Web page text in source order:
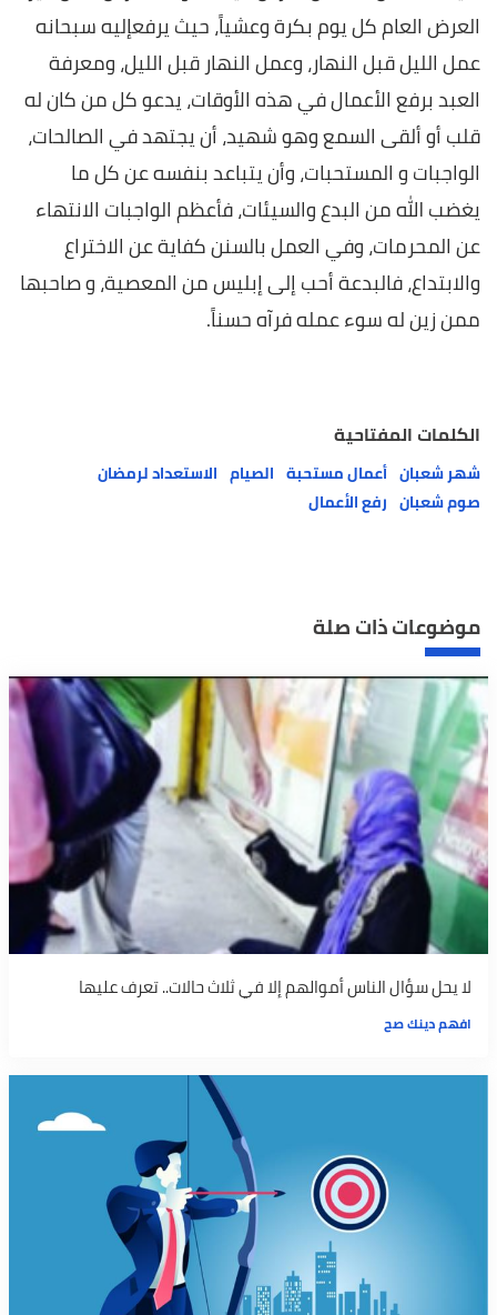
العرض العام كل يوم بكرة وعشياً، حيث يرفعإليه سبحانه
عمل الليل قبل النهار، وعمل النهار قبل الليل، ومعرفة
العبد برفع الأعمال في هذه الأوقات، يدعو كل من كان له
قلب أو ألقى السمع وهو شهيد، أن يجتهد في الصالحات،
الواجبات و المستحبات، وأن يتباعد بنفسه عن كل ما
يغضب الله من البدع والسيئات، فأعظم الواجبات الانتهاء
عن المحرمات، وفي العمل بالسنن كفاية عن الاختراع
والابتداع، فالبدعة أحب إلى إبليس من المعصية، و صاحبها
ممن زين له سوء عمله فرآه حسناً.
الكلمات المفتاحية
شهر شعبان أعمال مستحبة الصيام الاستعداد لرمضان
صوم شعبان رفع الأعمال
موضوعات ذات صلة
لا يحل سؤال الناس أموالهم إلا في ثلاث حالات.. تعرف عليها
افهم دينك صح